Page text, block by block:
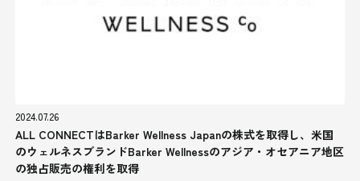
2024.07.26
ALL CONNECTはBarker Wellness Japanの株式を取得し、米国
のウェルネスブランドBarker Wellnessのアジア・オセアニア地区
の独占販売の権利を取得